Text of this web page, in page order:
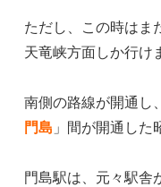
ただし、この時はま
天竜峡方面しか行け
南側の路線が開通し
門島 」間が開通した
門島駅は、元々駅舎